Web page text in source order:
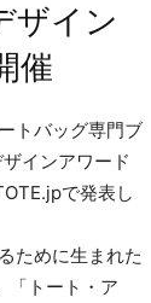
ザイン
催
トバッグ専門ブ
インアワード
で発表し
ために生まれた
「トート・ア